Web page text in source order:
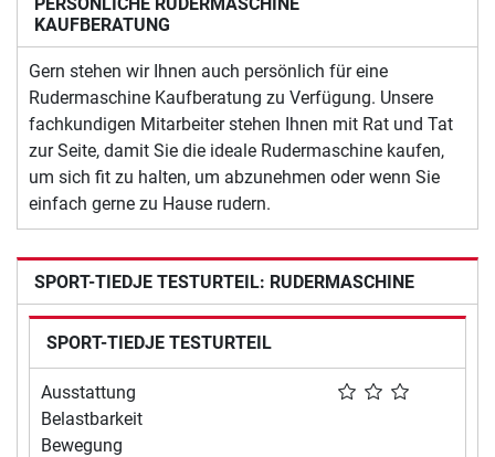
KAUFBERATUNG
Gern stehen wir Ihnen auch persönlich für eine
Rudermaschine Kaufberatung zu Verfügung. Unsere
fachkundigen Mitarbeiter stehen Ihnen mit Rat und Tat
zur Seite, damit Sie die ideale Rudermaschine kaufen,
um sich fit zu halten, um abzunehmen oder wenn Sie
einfach gerne zu Hause rudern.
SPORT-TIEDJE TESTURTEIL: RUDERMASCHINE
SPORT-TIEDJE TESTURTEIL
Ausstattung
Belastbarkeit
Bewegung